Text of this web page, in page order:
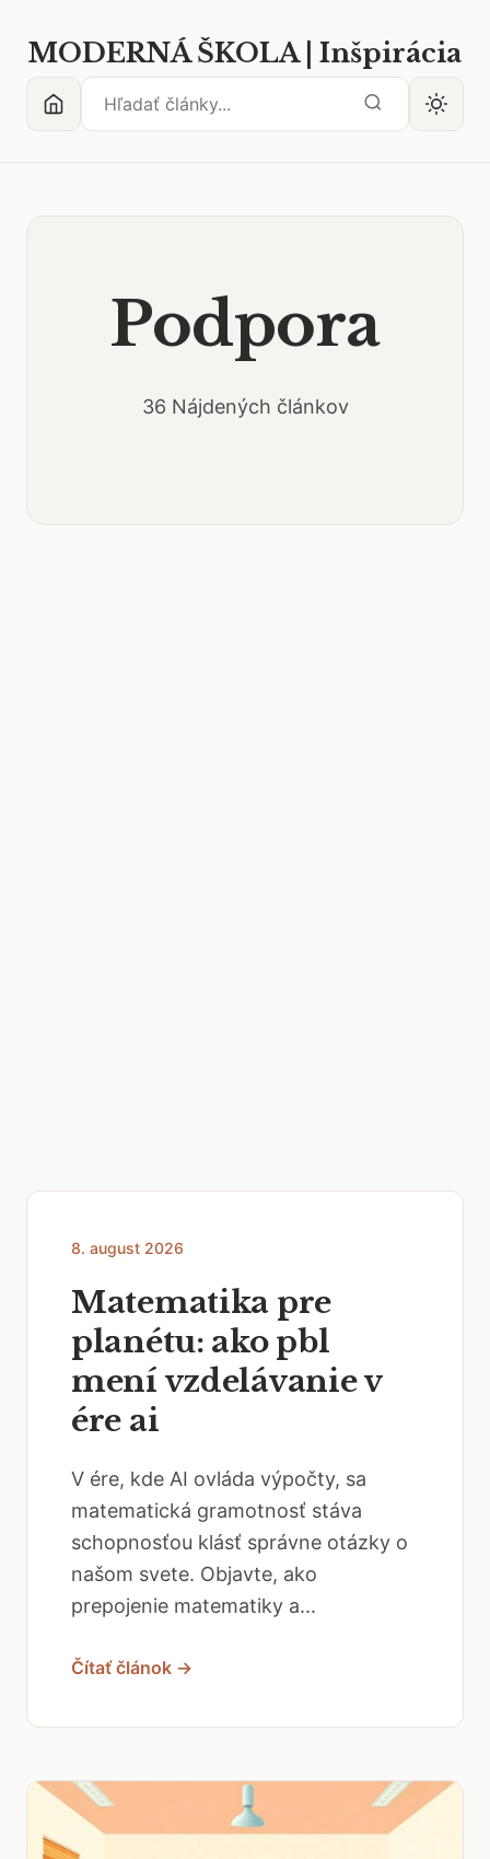
MODERNÁ ŠKOLA | Inšpirácia
Podpora
36 Nájdených článkov
8. august 2026
Matematika pre
planétu: ako pbl
mení vzdelávanie v
ére ai
V ére, kde AI ovláda výpočty, sa
matematická gramotnosť stáva
schopnosťou klásť správne otázky o
našom svete. Objavte, ako
prepojenie matematiky a...
Čítať článok →